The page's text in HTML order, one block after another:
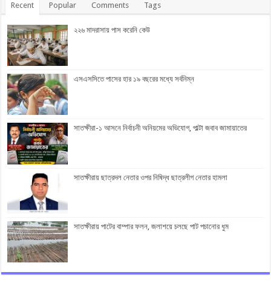
Recent Popular Comments Tags
২২৬ মাদরাসায় পাস করেনি কেউ
এসএসসিতে পাসের হার ১৯ বছরের মধ্যে সর্বনিম্ন
সাতক্ষীরা-১ আসনে নির্বাচনী অনিয়মের অভিযোগ, পাল্টা জবাব জামায়াতের
সাতক্ষীরায় ছাত্রদল নেতার ওপর নিষিদ্ধ ছাত্রলীগ নেতার হামলা
সাতক্ষীরায় পাটের বাম্পার ফলন, জলাশয়ে চলছে পাট পচানোর ধুম